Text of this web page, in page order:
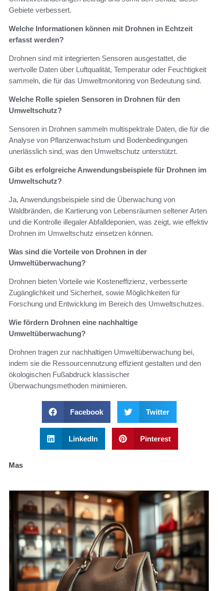
Gebiete verbessert.
Welche Informationen können mit Drohnen in Echtzeit
erfasst werden?
Drohnen sind mit integrierten Sensoren ausgestattet, die
wertvolle Daten über Luftqualität, Temperatur oder Feuchtigkeit
sammeln, die für das Umweltmonitoring von Bedeutung sind.
Welche Rolle spielen Sensoren in Drohnen für den
Umweltschutz?
Sensoren in Drohnen sammeln multispektrale Daten, die für die
Analyse von Pflanzenwachstum und Bodenbedingungen
unerlässlich sind, was den Umweltschutz unterstützt.
Gibt es erfolgreiche Anwendungsbeispiele für Drohnen im
Umweltschutz?
Ja, Anwendungsbeispiele sind die Überwachung von
Waldbränden, die Kartierung von Lebensräumen seltener Arten
und die Kontrolle illegaler Abfalldeponien, was zeigt, wie effektiv
Drohnen im Umweltschutz einsetzen können.
Was sind die Vorteile von Drohnen in der
Umweltüberwachung?
Drohnen bieten Vorteile wie Kosteneffizienz, verbesserte
Zugänglichkeit und Sicherheit, sowie Möglichkeiten für
Forschung und Entwicklung im Bereich des Umweltschutzes.
Wie fördern Drohnen eine nachhaltige
Umweltüberwachung?
Drohnen tragen zur nachhaltigen Umweltüberwachung bei,
indem sie die Ressourcennutzung effizient gestalten und den
ökologischen Fußabdruck klassischer
Überwachungsmethoden minimieren.
Facebook Twitter
LinkedIn Pinterest
Mas